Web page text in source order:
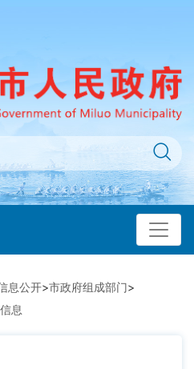
息公开>市政府组成部门>
息